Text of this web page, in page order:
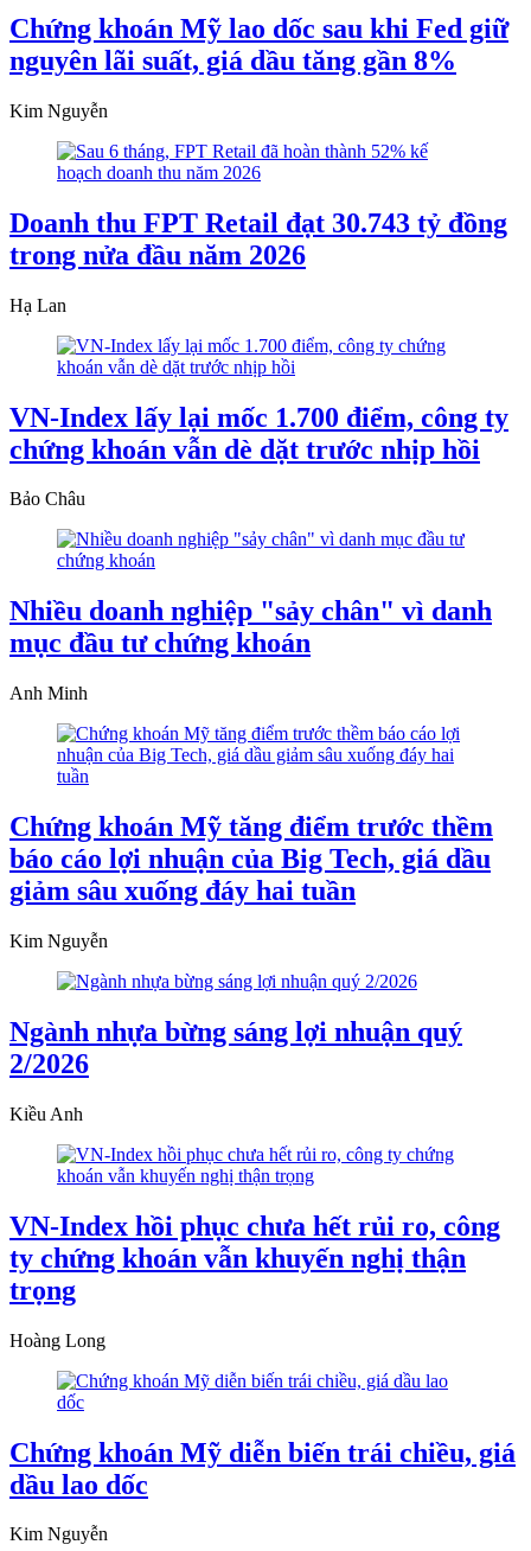
Chứng khoán Mỹ lao dốc sau khi Fed giữ
nguyên lãi suất, giá dầu tăng gần 8%
Kim Nguyễn
Doanh thu FPT Retail đạt 30.743 tỷ đồng
trong nửa đầu năm 2026
Hạ Lan
VN-Index lấy lại mốc 1.700 điểm, công ty
chứng khoán vẫn dè dặt trước nhịp hồi
Bảo Châu
Nhiều doanh nghiệp "sảy chân" vì danh
mục đầu tư chứng khoán
Anh Minh
Chứng khoán Mỹ tăng điểm trước thềm
báo cáo lợi nhuận của Big Tech, giá dầu
giảm sâu xuống đáy hai tuần
Kim Nguyễn
Ngành nhựa bừng sáng lợi nhuận quý
2/2026
Kiều Anh
VN-Index hồi phục chưa hết rủi ro, công
ty chứng khoán vẫn khuyến nghị thận
trọng
Hoàng Long
Chứng khoán Mỹ diễn biến trái chiều, giá
dầu lao dốc
Kim Nguyễn